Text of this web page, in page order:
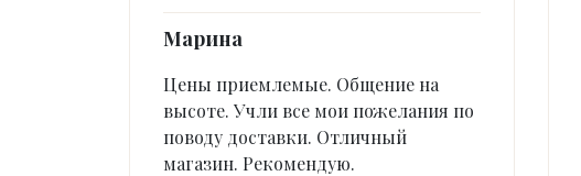
Марина
Цены приемлемые. Общение на
высоте. Учли все мои пожелания по
поводу доставки. Отличный
магазин. Рекомендую.